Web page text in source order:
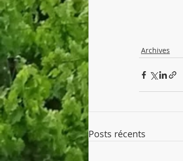
Archives
Posts récents